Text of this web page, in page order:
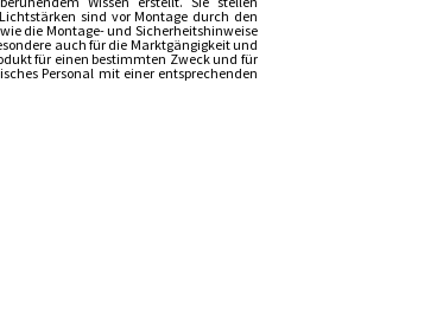
sind vor Montage durch den
die Montage- und Sicherheitshinweise
auch für die Marktgängigkeit und
für einen bestimmten Zweck und für
Personal mit einer entsprechenden